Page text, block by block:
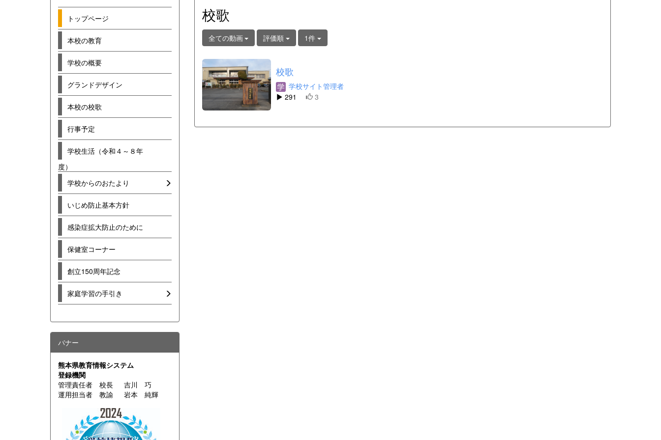
校歌
全ての動画 評価順 1件
校歌
学校サイト管理者
291
3
トップページ
本校の教育
学校の概要
グランドデザイン
本校の校歌
行事予定
学校生活（令和４～８年
度）
学校からのおたより
いじめ防止基本方針
感染症拡大防止のために
保健室コーナー
創立150周年記念
家庭学習の手引き
バナー
熊本県教育情報システム
登録機関
管理責任者 校長 吉川 巧
運用担当者 教諭 岩本 純輝